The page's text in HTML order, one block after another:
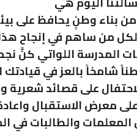
بناء وطنٍ يحافظ على
من ساهم في إنجاح
المدرسة اللواتي كنَّ
شامخاً بالعز في
على قصائد شعرية
معرض الاستقبال
المعلمات والطالبات